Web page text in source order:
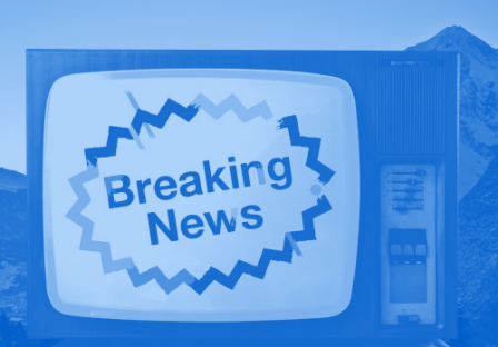
dalla montagna le attività sono proseguite: dai giochi nei
pub al BAWA ai DJ set al Kosis e ai rilassanti After Shred
Gatherings, le giornate si sono concluse naturalmente in
compagnia.In totale, hanno partecipato 1.461 persone
provenienti da oltre 30 paesi, tra cui 265 negozi.Scopri i
momenti salienti nella Galleria storica di SHOPS 1
TRY.SHOPS 1 STTRY torna a Hochfügen dal 17 al 19
gennaio 2027.